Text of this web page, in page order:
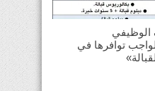
الوظيفي
توافرها في